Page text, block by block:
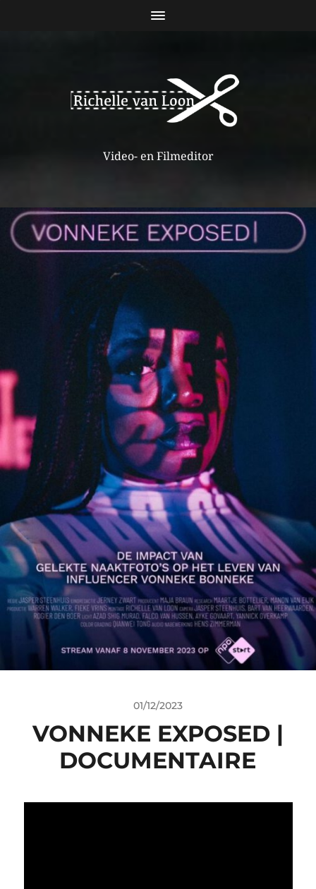
Video- en Filmeditor
01/12/2023
VONNEKE EXPOSED |
DOCUMENTAIRE